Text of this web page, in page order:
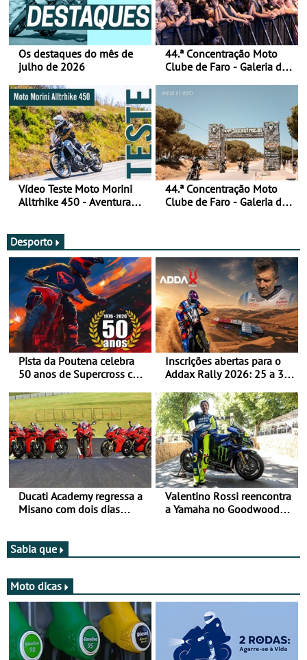
Os destaques do mês de
julho de 2026
44.ª Concentração Moto
Clube de Faro - Galeria de
Vídeo Teste Moto Morini
Alltrhike 450 - Aventura
44.ª Concentração Moto
Clube de Faro - Galeria de
Desporto
Pista da Poutena celebra
50 anos de Supercross com
de agosto
Inscrições abertas para o
Addax Rally 2026: 25 a 30
participação com o Team
Bianchi Prata
Ducati Academy regressa a
Misano com dois dias
setembro, no Misano World
Circuit
Valentino Rossi reencontra
a Yamaha no Goodwood
Sabia que
Moto dicas